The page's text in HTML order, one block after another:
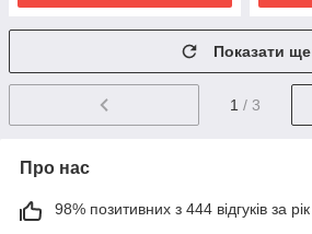
Показати ще
1 / 3
Про нас
98% позитивних з 444 відгуків за рік